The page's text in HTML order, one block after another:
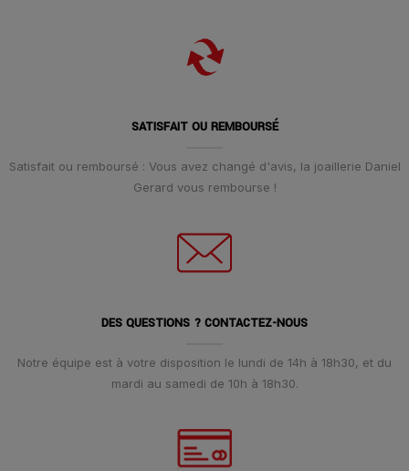
SATISFAIT OU REMBOURSÉ
Satisfait ou remboursé : Vous avez changé d'avis, la joaillerie Daniel
Gerard vous rembourse !
DES QUESTIONS ? CONTACTEZ-NOUS
Notre équipe est à votre disposition le lundi de 14h à 18h30, et du
mardi au samedi de 10h à 18h30.